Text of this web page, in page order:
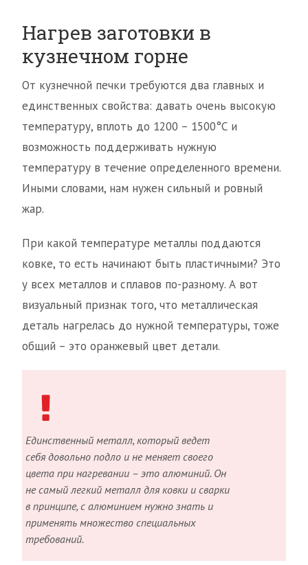
Нагрев заготовки в
кузнечном горне
От кузнечной печки требуются два главных и
единственных свойства: давать очень высокую
температуру, вплоть до 1200 – 1500°С и
возможность поддерживать нужную
температуру в течение определенного времени.
Иными словами, нам нужен сильный и ровный
жар.
При какой температуре металлы поддаются
ковке, то есть начинают быть пластичными? Это
у всех металлов и сплавов по-разному. А вот
визуальный признак того, что металлическая
деталь нагрелась до нужной температуры, тоже
общий – это оранжевый цвет детали.
Единственный металл, который ведет
себя довольно подло и не меняет своего
цвета при нагревании – это алюминий. Он
не самый легкий металл для ковки и сварки
в принципе, с алюминием нужно знать и
применять множество специальных
требований.